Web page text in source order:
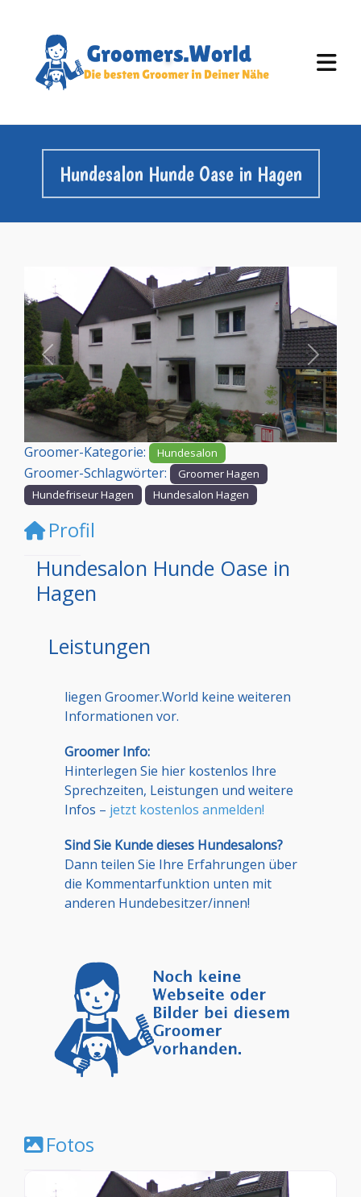
Hundesalon Hunde Oase in Hagen
Vorheriges
Groomer-Kategorie: Hundesalon
Groomer-Schlagwörter:
Groomer Hagen
Hundefriseur Hagen
Hundesalon Hagen
Profil
Hundesalon Hunde Oase in
Hagen
Leistungen
liegen Groomer.World keine weiteren
Informationen vor.
Groomer Info:
Hinterlegen Sie hier kostenlos Ihre
Sprechzeiten, Leistungen und weitere
Infos – jetzt kostenlos anmelden!
Sind Sie Kunde dieses Hundesalons?
Dann teilen Sie Ihre Erfahrungen über
die Kommentarfunktion unten mit
anderen Hundebesitzer/innen!
Fotos